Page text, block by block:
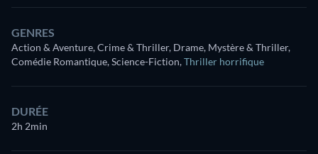
GENRES
Action & Aventure, Crime & Thriller, Drame, Mystère & Thriller,
Comédie Romantique, Science-Fiction,Thriller horrifique
DURÉE
2h 2min